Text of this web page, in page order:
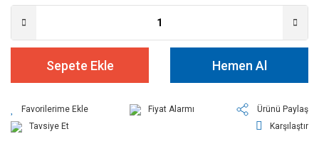
Sepete Ekle Hemen Al
Fiyat Alarmı
Ürünü Paylaş
Tavsiye Et
Karşılaştır